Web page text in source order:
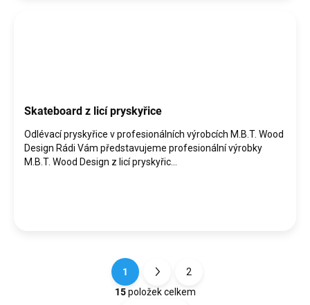
Skateboard z licí pryskyřice
Odlévací pryskyřice v profesionálních výrobcích M.B.T. Wood
Design Rádi Vám představujeme profesionální výrobky
M.B.T. Wood Design z licí pryskyřic...
O
S
t
1
2
15položek celkem